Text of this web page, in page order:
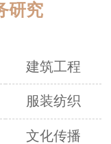
研究
建筑工程
服装纺织
文化传播